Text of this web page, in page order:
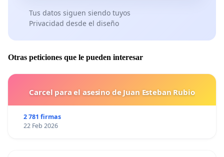
Tus datos siguen siendo tuyos
Privacidad desde el diseño
Otras peticiones que le pueden interesar
Carcel para el asesino de Juan Esteban Rubio
2 781 firmas
22 Feb 2026